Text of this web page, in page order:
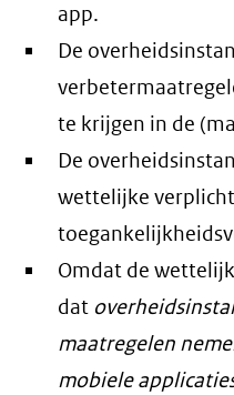
app.
De
te krijgen in de
De
wettelijke
Omdat de
dat
maatregelen
mobiele